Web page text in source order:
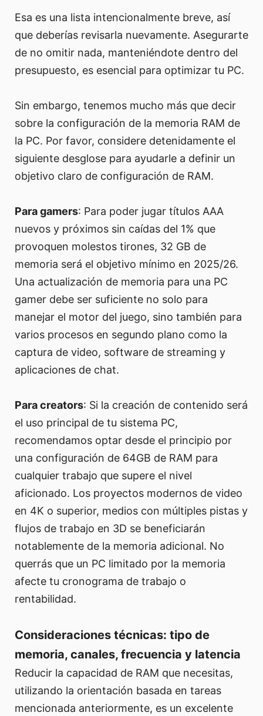
Esa es una lista intencionalmente breve, así
que deberías revisarla nuevamente. Asegurarte
de no omitir nada, manteniéndote dentro del
presupuesto, es esencial para optimizar tu PC.
Sin embargo, tenemos mucho más que decir
sobre la configuración de la memoria RAM de
la PC. Por favor, considere detenidamente el
siguiente desglose para ayudarle a definir un
objetivo claro de configuración de RAM.
Para gamers: Para poder jugar títulos AAA
nuevos y próximos sin caídas del 1% que
provoquen molestos tirones, 32 GB de
memoria será el objetivo mínimo en 2025/26.
Una actualización de memoria para una PC
gamer debe ser suficiente no solo para
manejar el motor del juego, sino también para
varios procesos en segundo plano como la
captura de video, software de streaming y
aplicaciones de chat.
Para creators: Si la creación de contenido será
el uso principal de tu sistema PC,
recomendamos optar desde el principio por
una configuración de 64GB de RAM para
cualquier trabajo que supere el nivel
aficionado. Los proyectos modernos de video
en 4K o superior, medios con múltiples pistas y
flujos de trabajo en 3D se beneficiarán
notablemente de la memoria adicional. No
querrás que un PC limitado por la memoria
afecte tu cronograma de trabajo o
rentabilidad.
Consideraciones técnicas: tipo de
memoria, canales, frecuencia y latencia
Reducir la capacidad de RAM que necesitas,
utilizando la orientación basada en tareas
mencionada anteriormente, es un excelente